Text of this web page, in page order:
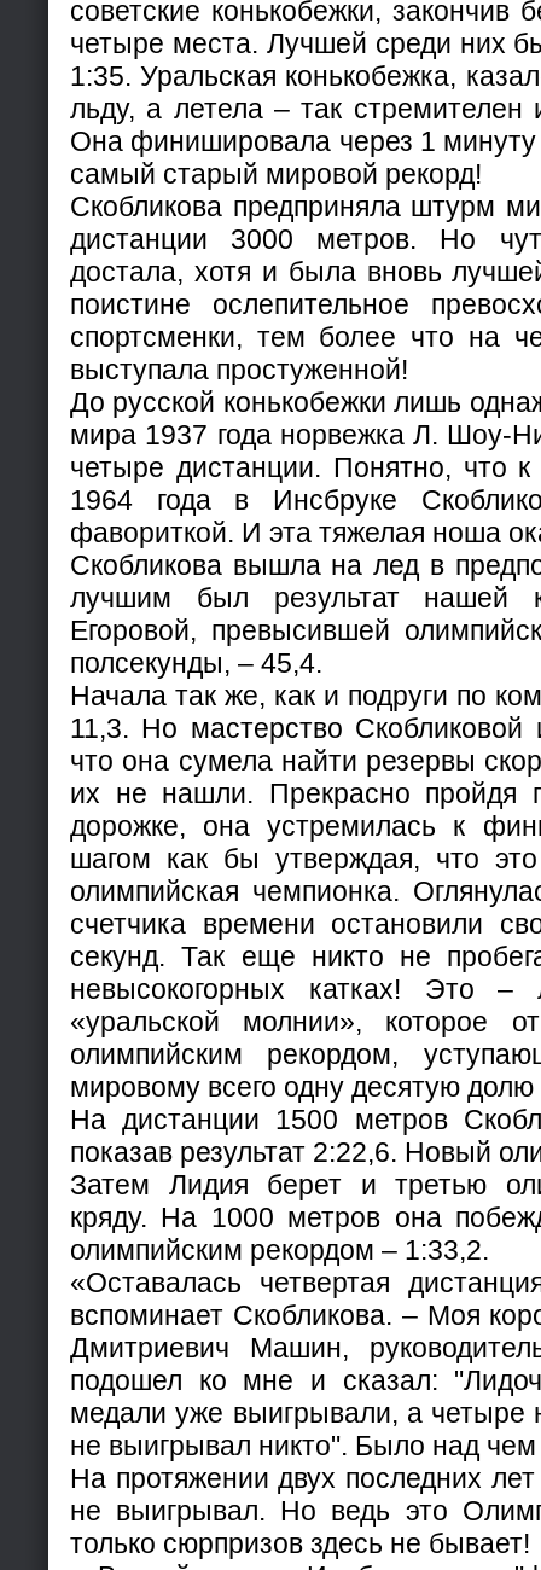
советские конькобежки, закончив
четыре места. Лучшей среди них
1:35. Уральская конькобежка,
льду, а летела – так стремителен
Она финишировала через 1
самый старый мировой рекорд!
Скобликова предприняла штурм
дистанции 3000 метров. Но
достала, хотя и была вновь
поистине ослепительное
спортсменки, тем более что на
выступала простуженной!
До русской конькобежки лишь
мира 1937 года норвежка Л. Шоу-
четыре дистанции. Понятно, что
1964 года в Инсбруке
фавориткой. И эта тяжелая ноша
Скобликова вышла на лед в
лучшим был результат нашей
Егоровой, превысившей
полсекунды, – 45,4.
Начала так же, как и подруги по
11,3. Но мастерство
что она сумела найти резервы
их не нашли. Прекрасно пройдя
дорожке, она устремилась к
шагом как бы утверждая, что
олимпийская чемпионка.
счетчика времени остановили
секунд. Так еще никто не
невысокогорных катках! Это –
«уральской молнии», которое
олимпийским рекордом,
мировому всего одну десятую
На дистанции 1500 метров
показав результат 2:22,6. Новый
Затем Лидия берет и третью
кряду. На 1000 метров она
олимпийским рекордом – 1:33,2.
«Оставалась четвертая
вспоминает Скобликова. – Моя
Дмитриевич Машин,
подошел ко мне и сказал:
медали уже выигрывали, а
не выигрывал никто". Было над
На протяжении двух последних
не выигрывал. Но ведь это
только сюрпризов здесь не бывает!